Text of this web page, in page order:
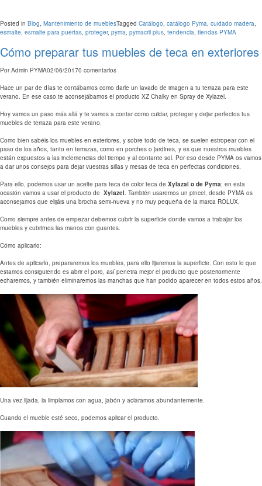
Posted in Blog Mantenimiento de mueblesTagged Catálogo catálogo Pyma cuidado madera
esmalte esmalte para puertas proteger, pyma pymacril plus tendencia tiendas PYMA
Cómo preparar tus muebles de teca en exteriores
PorAdmin PYMA02/06/20170 comentarios
Hace un par de días te contábamos como darle un lavado de imagen a tu terraza para este
verano. En ese caso te aconsejábamos el producto XZ Chalky en Spray de Xylazel.
Hoy vamos un paso más allá y te vamos a contar como cuidar, proteger y dejar perfectos tus
muebles de terraza para este verano.
Como bien sabéis los muebles en exteriores, y sobre todo de teca, se suelen estropear con el
paso de los años, tanto en terrazas, como en porches o jardines, y es que nuestros muebles
están expuestos a las inclemencias del tiempo y al contante sol. Por eso desde PYMA os vamos
a dar unos consejos para dejar vuestras sillas y mesas de teca en perfectas condiciones.
Para ello, podemos usar un aceite para teca de color teca de Xylazal o de Pyma; en esta
ocasión vamos a usar el producto de Xylazel. También usaremos un pincel, desde PYMA os
aconsejamos que elijáis una brocha semi-nueva y no muy pequeña de la marca ROLUX.
Como siempre antes de empezar debemos cubrir la superficie donde vamos a trabajar los
muebles y cubrirnos las manos con guantes.
Cómo aplicarlo:
Antes de aplicarlo, prepararemos los muebles, para ello lijaremos la superficie. Con esto lo que
estamos consiguiendo es abrir el poro, así penetra mejor el producto que posteriormente
echaremos, y también eliminaremos las manchas que han podido aparecer en todos estos años.
Una vez lijada, la limpiamos con agua, jabón y aclaramos abundantemente.
Cuando el mueble esté seco, podemos aplicar el producto.